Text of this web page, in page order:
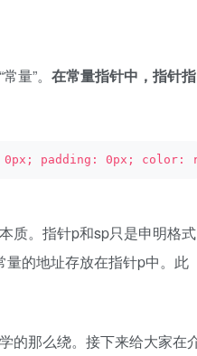
量”。 在常量指针中，指针指
padding: 0px; color:
质。指针p和sp只是申明格式
的地址存放在指针p中。此
的那么绕。接下来给大家在